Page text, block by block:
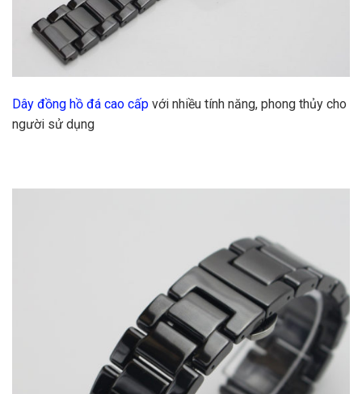
Dây đồng hồ đá cao cấp với nhiều tính năng, phong thủy cho
người sử dụng